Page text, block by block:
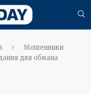
Мошенники
для обмана